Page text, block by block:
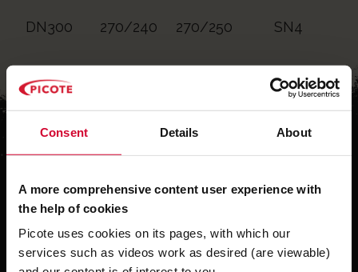
Consent Details About
A more comprehensive content user experience with
the help of cookies
Picote uses cookies on its pages, with which our
services such as videos work as desired (are viewable)
DN300 270/240 270/250 SN4
Ähnliche Produkte